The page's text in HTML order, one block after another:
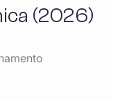
(2026)